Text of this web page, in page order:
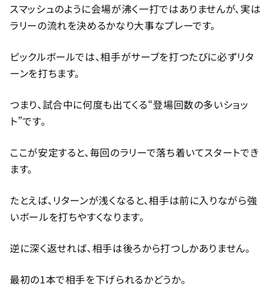
スマッシュのように会場が沸く一打ではありませんが、実は
ラリーの流れを決めるかなり大事なプレーです。
ピックルボールでは、相手がサーブを打つたびに必ずリタ
ーンを打ちます。
つまり、試合中に何度も出てくる“登場回数の多いショッ
ト”です。
ここが安定すると、毎回のラリーで落ち着いてスタートでき
ます。
たとえば、リターンが浅くなると、相手は前に入りながら強
いボールを打ちやすくなります。
逆に深く返せれば、相手は後ろから打つしかありません。
最初の1本で相手を下げられるかどうか。